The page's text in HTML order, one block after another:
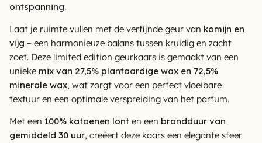
ontspanning.
Laat je ruimte vullen met de verfijnde geur van komijn en
vijg – een harmonieuze balans tussen kruidig en zacht
zoet. Deze limited edition geurkaars is gemaakt van een
unieke mix van 27,5% plantaardige wax en 72,5%
minerale wax, wat zorgt voor een perfect vloeibare
textuur en een optimale verspreiding van het parfum.
Met een 100% katoenen lont en een brandduur van
gemiddeld 30 uur, creëert deze kaars een elegante sfeer